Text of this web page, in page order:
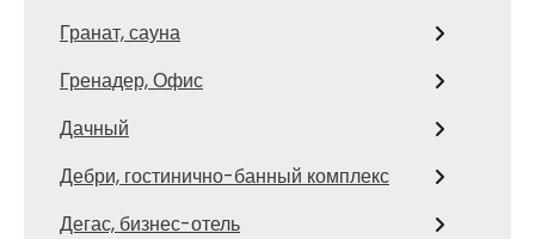
Гранат, сауна
Гренадер, Офис
Дачный
Дебри, гостинично-банный комплекс
Дегас, бизнес-отель